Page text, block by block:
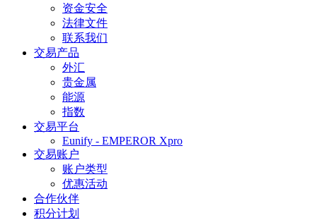
资金安全
法律文件
联系我们
交易产品
外汇
贵金属
能源
指数
交易平台
Eunify - EMPEROR Xpro
交易账户
账户类型
优惠活动
合作伙伴
积分计划